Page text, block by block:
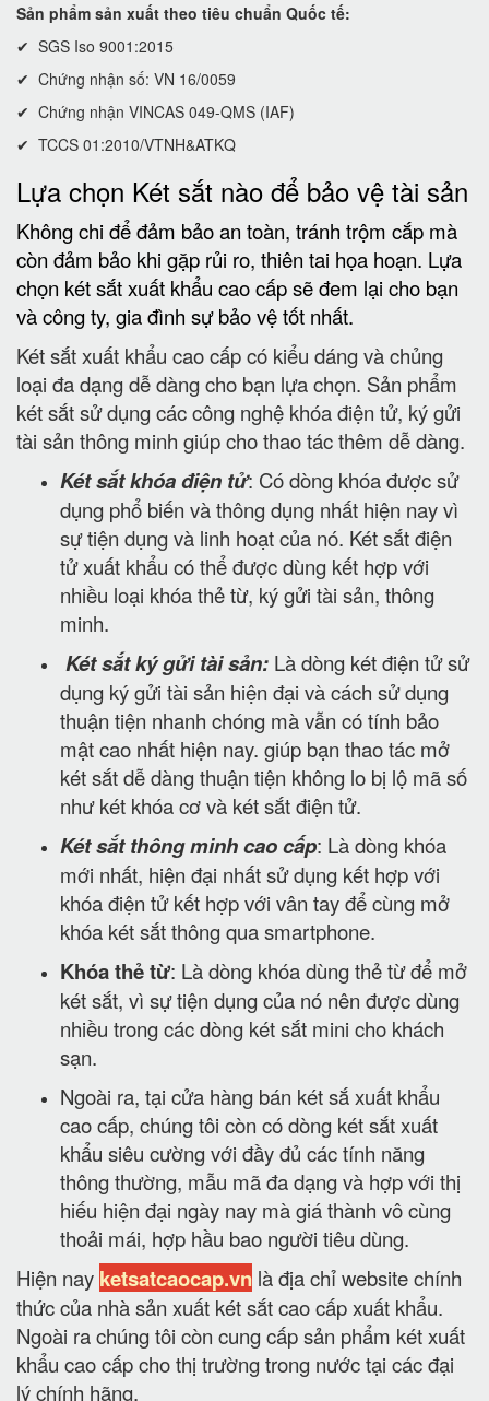
Sản phẩm sản xuất theo tiêu chuẩn Quốc tế:
✔ SGS Iso 9001:2015
✔ Chứng nhận số: VN 16/0059
✔ Chứng nhận VINCAS 049-QMS (IAF)
✔ TCCS 01:2010/VTNH&ATKQ
Lựa chọn Két sắt nào để bảo vệ tài sản
Không chi để đảm bảo an toàn, tránh trộm cắp mà
còn đảm bảo khi gặp rủi ro, thiên tai họa hoạn. Lựa
chọn két sắt xuất khẩu cao cấp sẽ đem lại cho bạn
và công ty, gia đình sự bảo vệ tốt nhất.
Két sắt xuất khẩu cao cấp có kiểu dáng và chủng
loại đa dạng dễ dàng cho bạn lựa chọn. Sản phẩm
két sắt sử dụng các công nghệ khóa điện tử, ký gửi
tài sản thông minh giúp cho thao tác thêm dễ dàng.
Két sắt khóa điện tử: Có dòng khóa được sử
dụng phổ biến và thông dụng nhất hiện nay vì
sự tiện dụng và linh hoạt của nó. Két sắt điện
tử xuất khẩu có thể được dùng kết hợp với
nhiều loại khóa thẻ từ, ký gửi tài sản, thông
minh.
Két sắt ký gửi tài sản: Là dòng két điện tử sử
dụng ký gửi tài sản hiện đại và cách sử dụng
thuận tiện nhanh chóng mà vẫn có tính bảo
mật cao nhất hiện nay. giúp bạn thao tác mở
két sắt dễ dàng thuận tiện không lo bị lộ mã số
như két khóa cơ và két sắt điện tử.
Két sắt thông minh cao cấp: Là dòng khóa
mới nhất, hiện đại nhất sử dụng kết hợp với
khóa điện tử kết hợp với vân tay để cùng mở
khóa két sắt thông qua smartphone.
Khóa thẻ từ: Là dòng khóa dùng thẻ từ để mở
két sắt, vì sự tiện dụng của nó nên được dùng
nhiều trong các dòng két sắt mini cho khách
sạn.
Ngoài ra, tại cửa hàng bán két sắ xuất khẩu
cao cấp, chúng tôi còn có dòng két sắt xuất
khẩu siêu cường với đầy đủ các tính năng
thông thường, mẫu mã đa dạng và hợp với thị
hiếu hiện đại ngày nay mà giá thành vô cùng
thoải mái, hợp hầu bao người tiêu dùng.
Hiện nay ketsatcaocap.vn là địa chỉ website chính
thức của nhà sản xuất két sắt cao cấp xuất khẩu.
Ngoài ra chúng tôi còn cung cấp sản phẩm két xuất
khẩu cao cấp cho thị trường trong nước tại các đại
lý chính hãng.